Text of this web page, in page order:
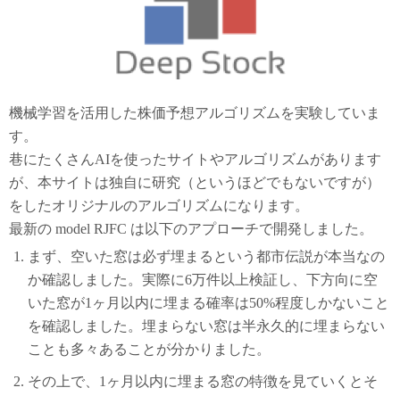
機械学習を活用した株価予想アルゴリズムを実験していま
す。
巷にたくさんAIを使ったサイトやアルゴリズムがあります
が、本サイトは独自に研究（というほどでもないですが）
をしたオリジナルのアルゴリズムになります。
最新の model RJFC は以下のアプローチで開発しました。
まず、空いた窓は必ず埋まるという都市伝説が本当なの
か確認しました。実際に6万件以上検証し、下方向に空
いた窓が1ヶ月以内に埋まる確率は50%程度しかないこと
を確認しました。埋まらない窓は半永久的に埋まらない
ことも多々あることが分かりました。
その上で、1ヶ月以内に埋まる窓の特徴を見ていくとそ